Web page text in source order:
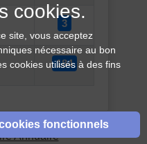
3
184
Annuaire
cookies.
site, vous acceptez
nécessaire au bon
cookies utilisés à des fins
fonctionnels